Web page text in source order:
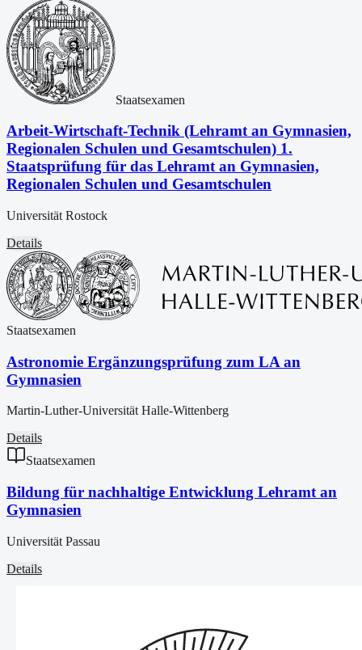
Staatsexamen
Arbeit-Wirtschaft-Technik (Lehramt an Gymnasien,
Regionalen Schulen und Gesamtschulen) 1.
Staatsprüfung für das Lehramt an Gymnasien,
Regionalen Schulen und Gesamtschulen
Universität Rostock
Details
Staatsexamen
Astronomie Ergänzungsprüfung zum LA an
Gymnasien
Martin-Luther-Universität Halle-Wittenberg
Details
Staatsexamen
Bildung für nachhaltige Entwicklung Lehramt an
Gymnasien
Universität Passau
Details